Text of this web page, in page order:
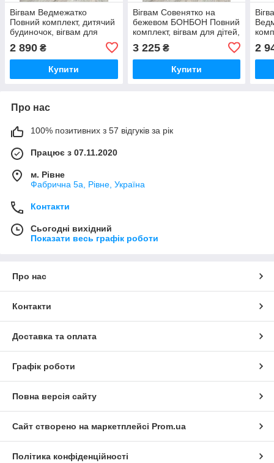
Вігвам Ведмежатко
Повний комплект, дитячий
будиночок, вігвам для
хлопчика, дитяча палатка,
вігвам для дівчинки
2 890 ₴
Купити
Вігвам Совенятко на
бежевом БОНБОН Повний
комплект, вігвам для дітей,
дитячий вігвам, вігвам для
дівчинки, вігвам для
хлопчика
3 225₴
Купити
2
Про нас
100% позитивних з 57 відгуків за рік
Працює з 07.11.2020
м. Рівне
Фабрична 5а, Рівне, Україна
Контакти
Сьогодні вихідний
Показати весь графік роботи
Про нас
Контакти
Доставка та оплата
Графік роботи
Повна версія сайту
Сайт створено на маркетплейсі Prom.ua
Політика конфіденційності